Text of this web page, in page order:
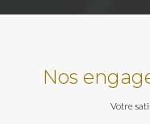
Nos
Votre